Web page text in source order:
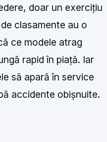
doar un exercițiu
clasamente au o
ce modele atrag
rapid în piață. Iar
să apară în service
accidente obișnuite.